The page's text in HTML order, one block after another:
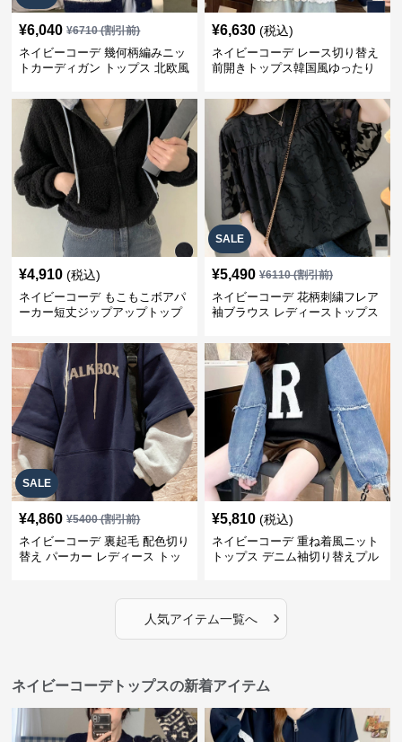
¥6,040 ¥6710(割引前)
ネイビーコーデ 幾何柄編みニッ
トカーディガン トップス 北欧風
¥6,630 (税込)
ネイビーコーデ レース切り替え
前開きトップス韓国風ゆったり
¥4,910 (税込)
ネイビーコーデ もこもこボアパ
ーカー短丈ジップアップトップ
SALE
¥5,490 ¥6110(割引前)
ネイビーコーデ 花柄刺繍フレア
袖ブラウス レディーストップス
SALE
¥4,860 ¥5400(割引前)
ネイビーコーデ 裏起毛 配色切り
替え パーカー レディース トッ
¥5,810 (税込)
ネイビーコーデ 重ね着風ニット
トップス デニム袖切り替えプル
人気アイテム一覧へ ›
ネイビーコーデトップスの新着アイテム